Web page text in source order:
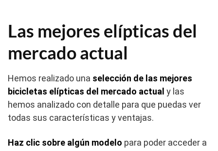
Las mejores elípticas del
mercado actual
Hemos realizado una selección de las mejores
bicicletas elípticas del mercado actual y las
hemos analizado con detalle para que puedas ver
todas sus características y ventajas.
Haz clic sobre algún modelo para poder acceder a